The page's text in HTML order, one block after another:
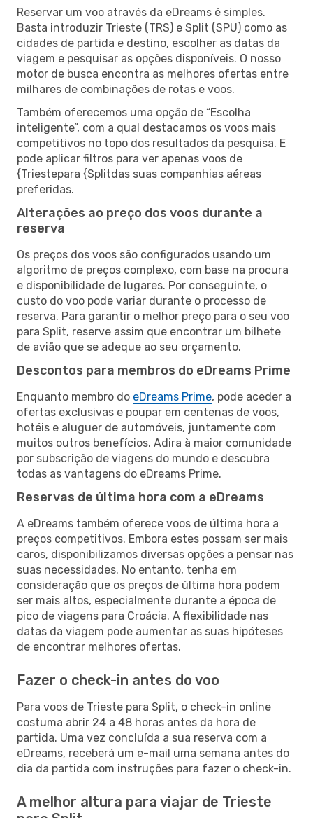
Reservar um voo através da eDreams é simples.
Basta introduzir Trieste (TRS) e Split (SPU) como as
cidades de partida e destino, escolher as datas da
viagem e pesquisar as opções disponíveis. O nosso
motor de busca encontra as melhores ofertas entre
milhares de combinações de rotas e voos.
Também oferecemos uma opção de “Escolha
inteligente”, com a qual destacamos os voos mais
competitivos no topo dos resultados da pesquisa. E
pode aplicar filtros para ver apenas voos de
{Triestepara {Splitdas suas companhias aéreas
preferidas.
Alterações ao preço dos voos durante a
reserva
Os preços dos voos são configurados usando um
algoritmo de preços complexo, com base na procura
e disponibilidade de lugares. Por conseguinte, o
custo do voo pode variar durante o processo de
reserva. Para garantir o melhor preço para o seu voo
para Split, reserve assim que encontrar um bilhete
de avião que se adeque ao seu orçamento.
Descontos para membros do eDreams Prime
Enquanto membro do eDreams Prime, pode aceder a
ofertas exclusivas e poupar em centenas de voos,
hotéis e aluguer de automóveis, juntamente com
muitos outros benefícios. Adira à maior comunidade
por subscrição de viagens do mundo e descubra
todas as vantagens do eDreams Prime.
Reservas de última hora com a eDreams
A eDreams também oferece voos de última hora a
preços competitivos. Embora estes possam ser mais
caros, disponibilizamos diversas opções a pensar nas
suas necessidades. No entanto, tenha em
consideração que os preços de última hora podem
ser mais altos, especialmente durante a época de
pico de viagens para Croácia. A flexibilidade nas
datas da viagem pode aumentar as suas hipóteses
de encontrar melhores ofertas.
Fazer o check-in antes do voo
Para voos de Trieste para Split, o check-in online
costuma abrir 24 a 48 horas antes da hora de
partida. Uma vez concluída a sua reserva com a
eDreams, receberá um e-mail uma semana antes do
dia da partida com instruções para fazer o check-in.
A melhor altura para viajar de Trieste